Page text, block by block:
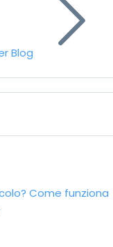
Blog
Come funziona